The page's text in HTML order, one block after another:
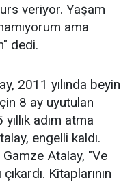
veriyor. Yaşam
ama
dedi.
2011 yılında beyin
8 ay uyutulan
adım atma
engelli kaldı.
Atalay, "Ve
Kitaplarının